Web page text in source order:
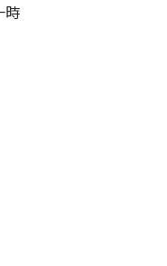
時